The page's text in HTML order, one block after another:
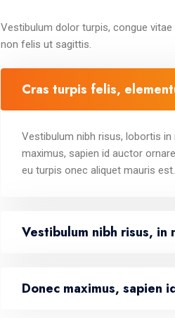
Vestibulum dolor turpis, congue
non felis ut sagittis.
Cras turpis felis,
Vestibulum nibh risus, lobortis
maximus, sapien id auctor
eu turpis onec aliquet mauris est.
Vestibulum nibh risus,
Donec maximus, sapien